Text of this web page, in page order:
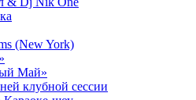
(New York)
Май»
клубной сессии